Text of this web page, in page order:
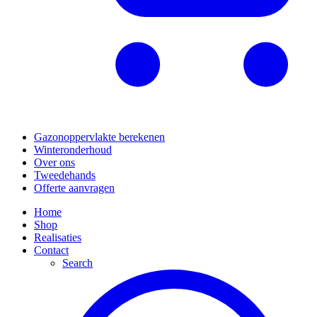
Gazonoppervlakte berekenen
Winteronderhoud
Over ons
Tweedehands
Offerte aanvragen
Home
Shop
Realisaties
Contact
Search